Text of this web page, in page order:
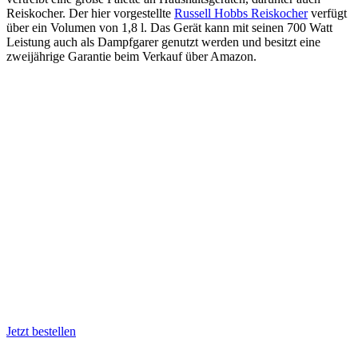
Reiskocher. Der hier vorgestellte Russell Hobbs Reiskocherverfügt
über ein Volumen von 1,8 l. Das Gerät kann mit seinen 700 Watt
Leistung auch als Dampfgarer genutzt werden und besitzt eine
zweijährige Garantie beim Verkauf über Amazon.
Jetzt bestellen